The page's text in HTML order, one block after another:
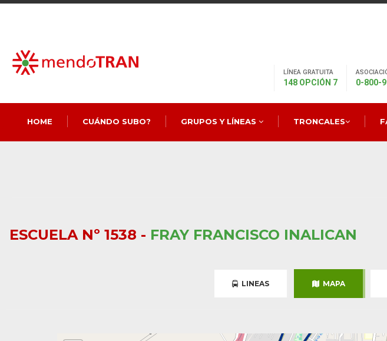
LÍNEA GRATUITA
148 OPCIÓN 7 0-800-
HOME CUÁNDO SUBO? GRUPOS Y LÍNEAS TRONCALES
ESCUELA Nº 1538 - FRAY FRANCISCO INALICAN
LINEAS MAPA